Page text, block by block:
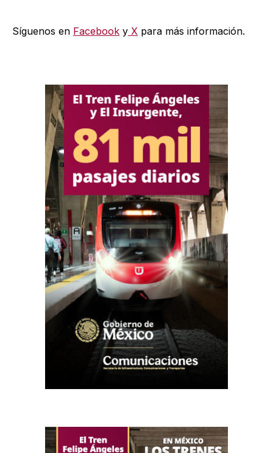
Síguenos en Facebook y X para más información.